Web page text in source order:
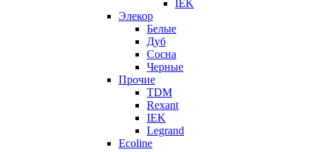
IEK
Элекор
Белые
Дуб
Сосна
Черные
Прочие
TDM
Rexant
IEK
Legrand
Ecoline